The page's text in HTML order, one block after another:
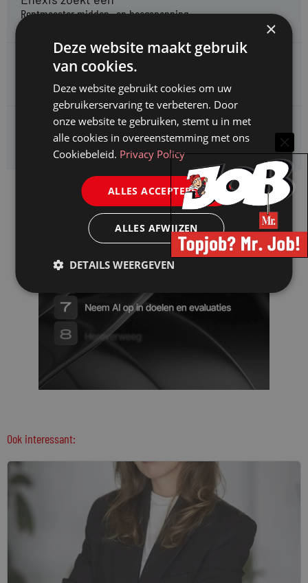
Rentmeester midden- en hoogspanning
Enexis zoekt een
Enexis zoekt een
Rentmeester
Ook interessant:
×
Deze website maakt gebruik
van cookies.
Deze website gebruikt cookies om uw
gebruikerservaring te verbeteren. Door
onze website te gebruiken, stemt u in met
alle cookies in overeenstemming met ons
Cookiebeleid. Privacy Policy
ALLES ACCEPTEREN
ALLES AFWIJZEN
DETAILS WEERGEVEN